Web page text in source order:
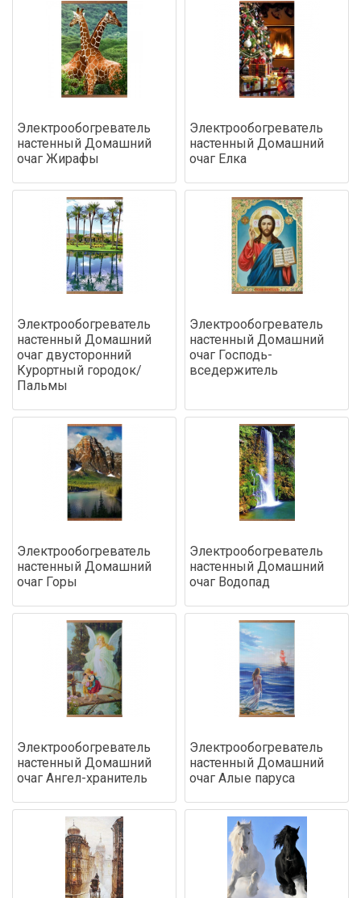
Электрообогреватель
настенный Домашний
очаг Жирафы
Электрообогреватель
настенный Домашний
очаг Елка
Электрообогреватель
настенный Домашний
очаг двусторонний
Курортный городок/
Пальмы
Электрообогреватель
настенный Домашний
очаг Господь-
вседержитель
Электрообогреватель
настенный Домашний
очаг Горы
Электрообогреватель
настенный Домашний
очаг Водопад
Электрообогреватель
настенный Домашний
очаг Ангел-хранитель
Электрообогреватель
настенный Домашний
очаг Алые паруса